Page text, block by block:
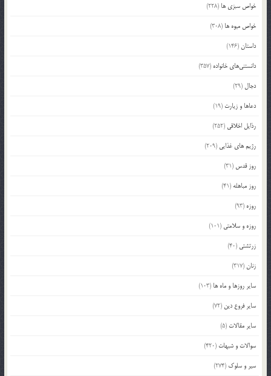
خواص سبزی ها (228)
خواص میوه ها (308)
داستان(146)
دانستنی‌های خانواده (357)
دجال (29)
دعاها و زیارت (19)
رذایل اخلاقی (252)
رژیم های غذایی (209)
روز قدس (31)
روز مباهله (41)
روزه (93)
روزه و سلامتی (101)
زرتشتی (40)
زنان(317)
سایر روزها و ماه ها (103)
سایر فروع دین (72)
سایر مقالات (5)
سوالات و شبهات (420)
سیر و سلوک (274)